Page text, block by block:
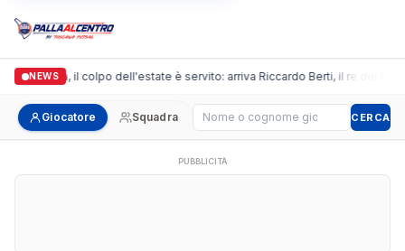
NEWS
Arpi Nova, il colpo dell'estate è servito: arriva Riccardo Berti, il re dei
Giocatore Squadra Cerca giocatore CERCA
PUBBLICITÀ